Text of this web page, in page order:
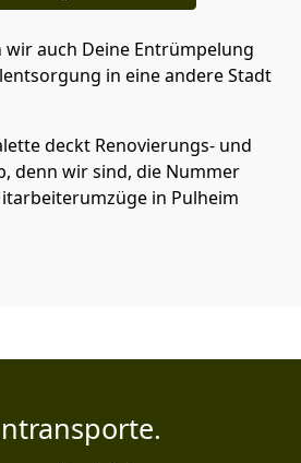
auch Deine Entrümpelung
in eine andere Stadt
deckt Renovierungs- und
denn wir sind, die Nummer
in Pulheim